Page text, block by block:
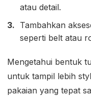
atau detail.
Tambahkan
seperti belt atau
Mengetahui bentuk
untuk tampil lebih
pakaian yang tepat